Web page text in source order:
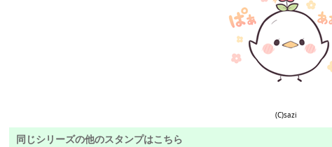
(C)sazi
同じシリーズの他のスタンプはこちら